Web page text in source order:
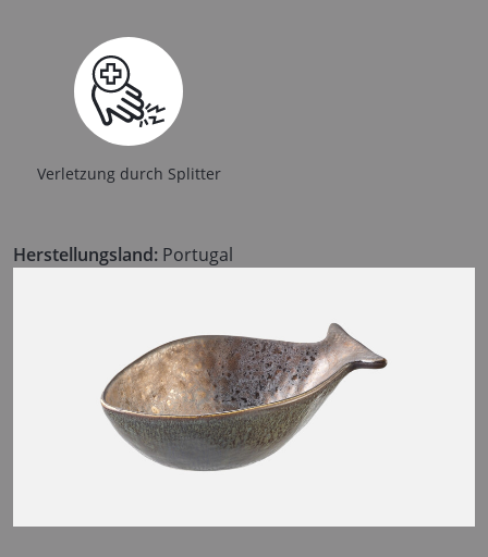
Verletzung durch Splitter
Herstellungsland: Portugal